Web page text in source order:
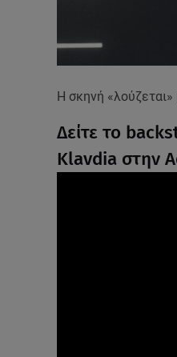
Η σκηνή
Δείτε το
Klavdia στην